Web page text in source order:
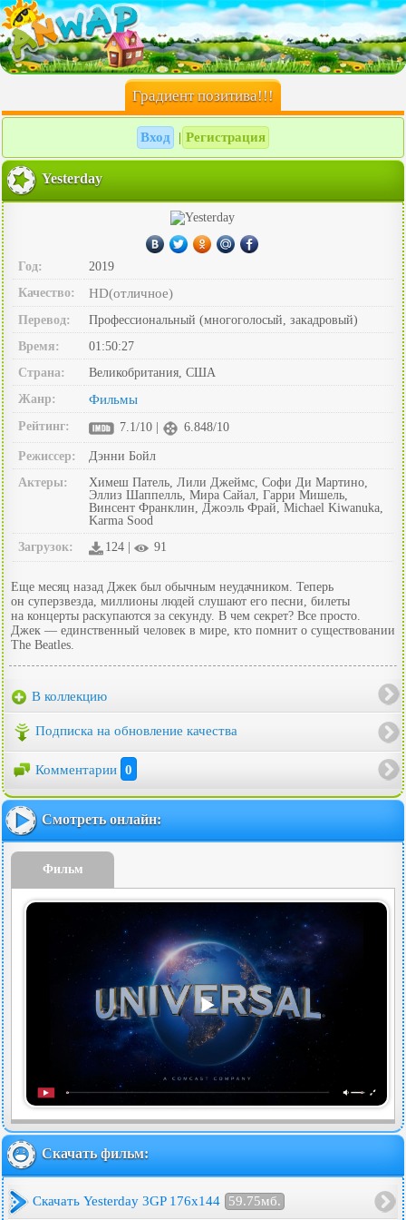
Градиент позитива!!!
Вход Регистрация
Yesterday
Год:
2019
Качество:
HD(отличное)
Перевод:
Профессиональный (многоголосый, закадровый)
Время:
01:50:27
Страна:
Великобритания, США
Жанр:
Фильмы
Рейтинг: 7.1/10 | 6.848/10
Режиссер:
Дэнни Бойл
Актеры:
Химеш Патель, Лили Джеймс, Софи Ди Мартино,
Эллиз Шаппелль, Мира Сайал, Гарри Мишель,
Винсент Франклин, Джоэль Фрай, Michael Kiwanuka,
Karma Sood
Загрузок:
124 | 91
Еще месяц назад Джек был обычным неудачником. Теперь
он суперзвезда, миллионы людей слушают его песни, билеты
на концерты раскупаются за секунду. В чем секрет? Все просто.
Джек — единственный человек в мире, кто помнит о существовании
The Beatles.
В коллекцию
Подписка на обновление качества
Комментарии 0
Смотреть онлайн:
Фильм
Скачать фильм:
Скачать Yesterday 3GP 176x144 59.75мб.